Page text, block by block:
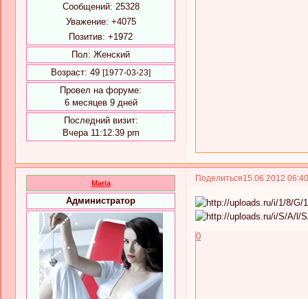
Сообщений: 25328
Уважение: +4075
Позитив: +1972
Пол: Женский
Возраст: 49 [1977-03-23]
Провел на форуме:
6 месяцев 9 дней
Последний визит:
Вчера 11:12:39 pm
Поделиться15.06.2012
Maria
Администратор
0